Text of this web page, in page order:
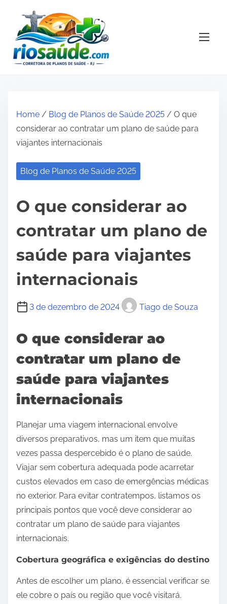
Home / Blog de Planos de Saúde 2025 / O que
considerar ao contratar um plano de saúde para
viajantes internacionais
Blog de Planos de Saúde 2025
O que considerar ao
contratar um plano de
saúde para viajantes
internacionais
3 de dezembro de 2024 Tiago de Souza
O que considerar ao
contratar um plano de
saúde para viajantes
internacionais
Planejar uma viagem internacional envolve
diversos preparativos, mas um item que muitas
vezes passa despercebido é o plano de saúde.
Viajar sem cobertura adequada pode acarretar
custos elevados em caso de emergências médicas
no exterior. Para evitar contratempos, listamos os
principais pontos que você deve considerar ao
contratar um plano de saúde para viajantes
internacionais.
Cobertura geográfica e exigências do destino
Antes de escolher um plano, é essencial verificar se
ele cobre o país ou região que você visitará.